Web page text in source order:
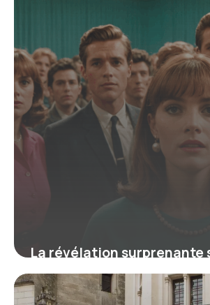
La révélation surprenante
groupes des années 60
la musique moderne